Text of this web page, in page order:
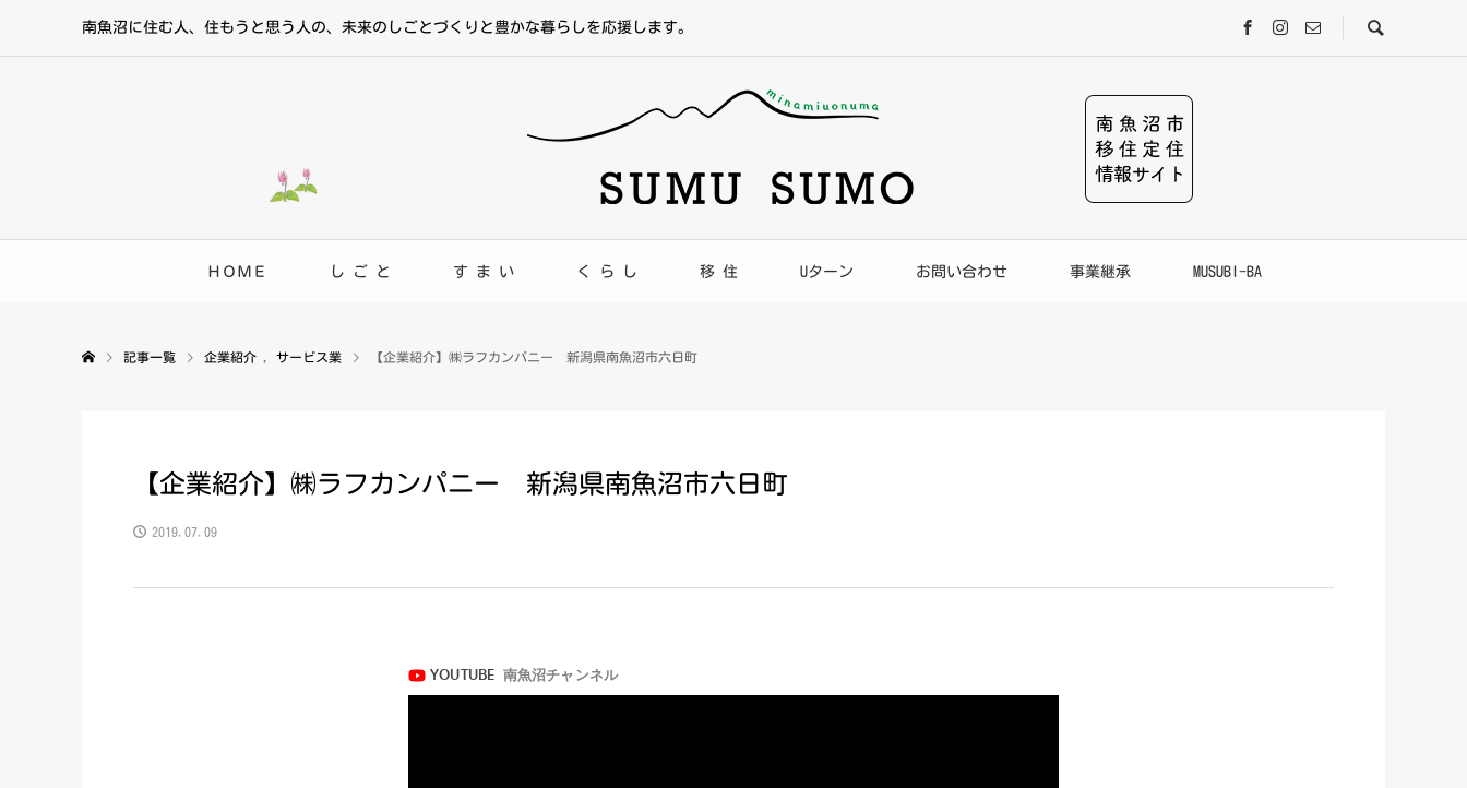
南魚沼に住む人、住もうと思う人の、未来のしごとづくりと豊かな暮らしを応援します。
ＨＯＭＥ し ご と す ま い く ら し 移 住 Uターン お問い合わせ 事業継承 MUSUBI-BA
記事一覧 企業紹介 サービス業 【企業紹介】㈱ラフカンパニー 新潟県南魚沼市六日町
【企業紹介】㈱ラフカンパニー 新潟県南魚沼市六日町
2019.07.09